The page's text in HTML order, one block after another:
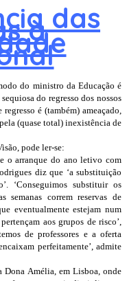
das
à
do ministro da Educação é
do regresso dos nossos
é (também) ameaçado,
(quase total) inexistência de
pode ler-se:
o arranque do ano letivo com
diz que ‘a substituição
‘Conseguimos substituir os
semanas correm reservas de
eventualmente estejam num
aos grupos de risco’,
de professores e a oferta
perfeitamente’, admite
Dona Amélia, em Lisboa, onde